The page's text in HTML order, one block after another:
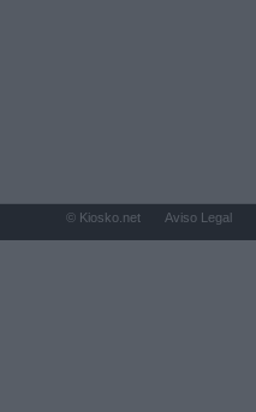
© Kiosko.net Aviso Legal